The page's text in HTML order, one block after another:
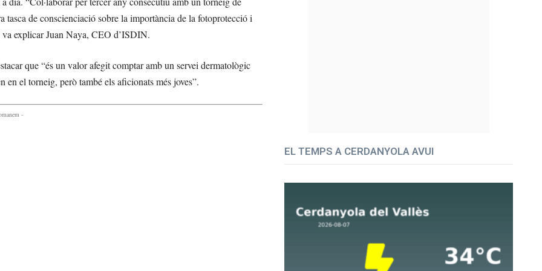
de conscienciació sobre la importància de la fotoprotecció i
explicar Juan Naya, CEO d’ISDIN.
que “és un valor afegit comptar amb un servei dermatològic
el torneig, però també els aficionats més joves”.
-
EL TEMPS A CERDANYOLA AVUI